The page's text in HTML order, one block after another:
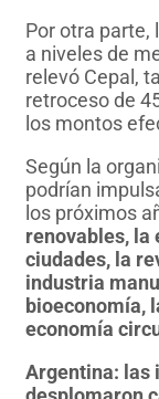
Por otra parte,
a niveles de
relevó Cepal,
retroceso de
los montos
Según la
podrían
los próximos
renovables,
ciudades, la
industria
bioeconomía,
economía
Argentina: las